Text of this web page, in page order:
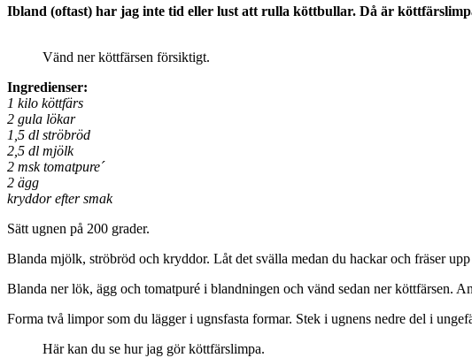
Ibland (oftast) har jag inte tid eller lust att rulla köttbullar. Då är
Vänd ner köttfärsen försiktigt.
Ingredienser:
1 kilo köttfärs
2 gula lökar
1,5 dl ströbröd
2,5 dl mjölk
2 msk tomatpure´
2 ägg
kryddor efter smak
Sätt ugnen på 200 grader.
Blanda mjölk, ströbröd och kryddor. Låt det svälla medan du hackar och fräser
Blanda ner lök, ägg och tomatpuré i blandningen och vänd sedan ner köttfärsen.
Forma två limpor som du lägger i ugnsfasta formar. Stek i ugnens nedre del i
Här kan du se hur jag gör köttfärslimpa.